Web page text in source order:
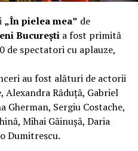
dar cu
primul în conversație
ușor. Și pe bună dreptate.
2,7 g/cm³, față
Practic, la un volum
o treime din greutatea
montează și
diferența asta se
„În pielea mea” de
Bucureștia fost primită
de spectatori cu aplauze,
au fost alături de actorii
Alexandra Răduță, Gabriel
Gherman, Sergiu Costache,
Mihai Găinușă, Daria
Dumitrescu.